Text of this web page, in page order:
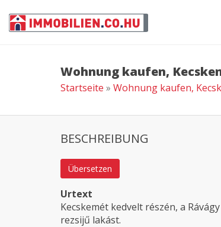
Wohnung kaufen,
Startseite » Wohnung kaufen,
BESCHREIBUNG
Übersetzen
Urtext
Kecskemét kedvelt részén, a
rezsijű lakást.